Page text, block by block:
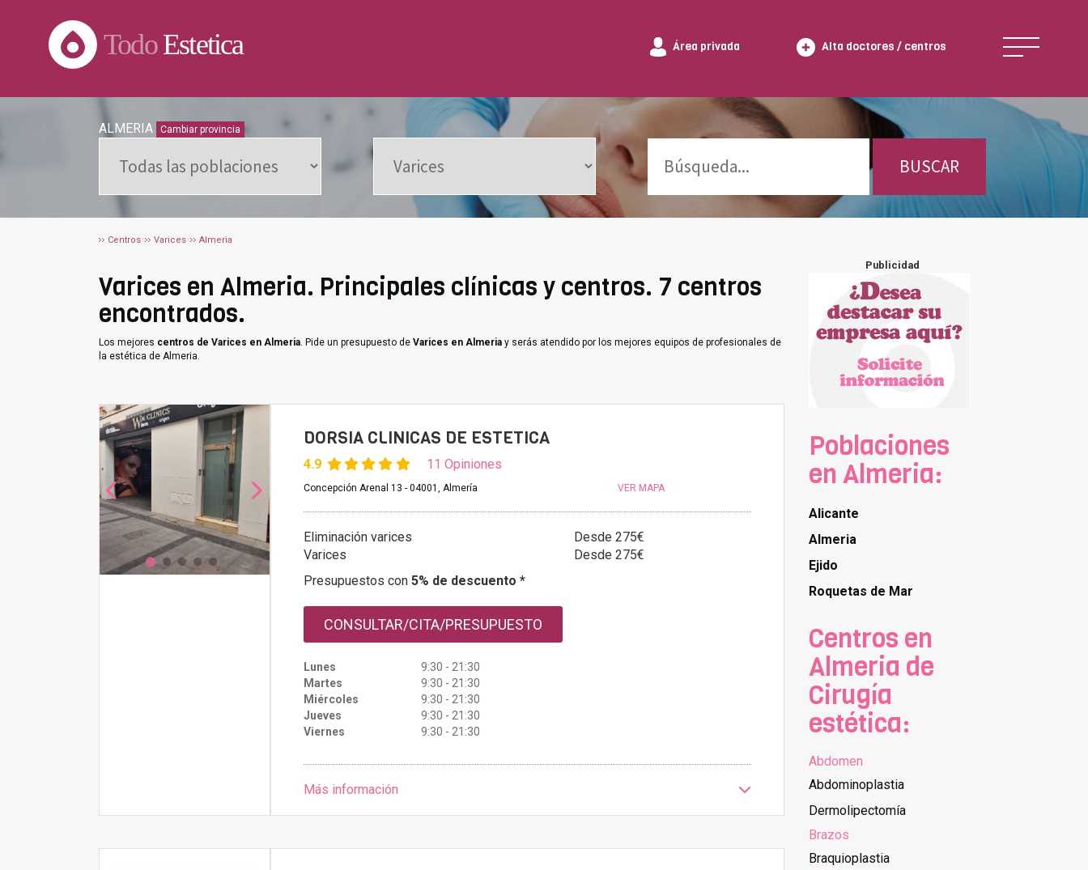
TodoEstetica Área privada Alta doctores / centros
ALMERIA Cambiar provincia
BUSCAR
Centros Varices Almeria
Varices en Almeria. Principales clínicas y centros. 7 centros
encontrados.
Los mejores centros de Varices en Almeria. Pide un presupuesto de Varices en Almeria y serás atendido por los mejores equipos de profesionales de
la estética de Almeria.
DORSIA CLINICAS DE ESTETICA
4.9 11 Opiniones
Concepción Arenal 13 - 04001, Almería VER MAPA
Eliminación varices
Desde 275€
Varices
Desde 275€
Presupuestos con 5% de descuento *
CONSULTAR/CITA/PRESUPUESTO
Lunes
9:30 - 21:30
Martes
9:30 - 21:30
Miércoles
9:30 - 21:30
Jueves
9:30 - 21:30
Viernes
9:30 - 21:30
Más información
Publicidad
Poblaciones
en Almeria:
Alicante
Almeria
Ejido
Roquetas de Mar
Centros en
Almeria de
Cirugía
estética:
Abdomen
Abdominoplastia
Dermolipectomía
Brazos
Braquioplastia